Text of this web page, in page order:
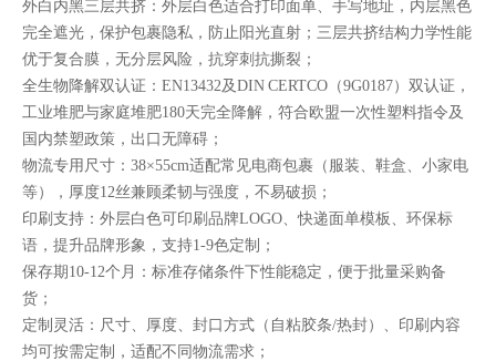
外白内黑三层共挤：外层白色适合打印面单、手写地址，内层黑色
完全遮光，保护包裹隐私，防止阳光直射；三层共挤结构力学性能
优于复合膜，无分层风险，抗穿刺抗撕裂；
全生物降解双认证：EN13432及DIN CERTCO（9G0187）双认证，
工业堆肥与家庭堆肥180天完全降解，符合欧盟一次性塑料指令及
国内禁塑政策，出口无障碍；
物流专用尺寸：38×55cm适配常见电商包裹（服装、鞋盒、小家电
等），厚度12丝兼顾柔韧与强度，不易破损；
印刷支持：外层白色可印刷品牌LOGO、快递面单模板、环保标
语，提升品牌形象，支持1-9色定制；
保存期10-12个月：标准存储条件下性能稳定，便于批量采购备
货；
定制灵活：尺寸、厚度、封口方式（自粘胶条/热封）、印刷内容
均可按需定制，适配不同物流需求；